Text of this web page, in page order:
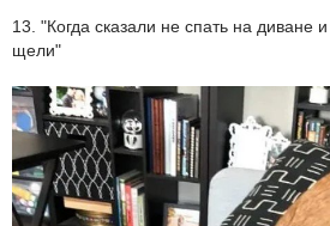
13. "Когда сказали не спать на диване
щели"